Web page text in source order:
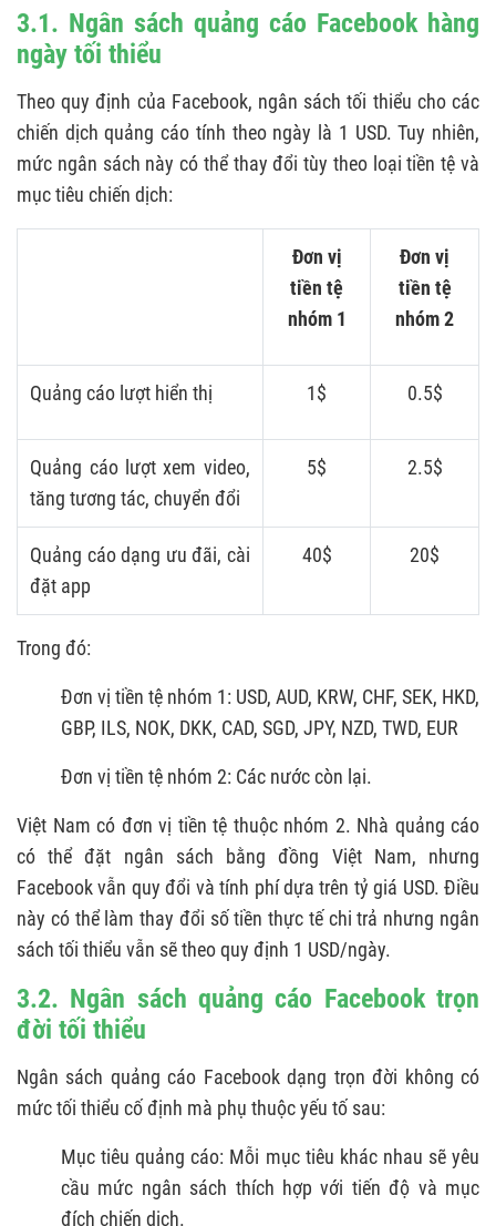
3.1. Ngân sách quảng cáo Facebook hàng
ngày tối thiểu
Theo quy định của Facebook, ngân sách tối thiểu cho các
chiến dịch quảng cáo tính theo ngày là 1 USD. Tuy nhiên,
mức ngân sách này có thể thay đổi tùy theo loại tiền tệ và
mục tiêu chiến dịch:
Đơn vị
tiền tệ
nhóm 1
Đơn vị
tiền tệ
nhóm 2
Quảng cáo lượt hiển thị 1$ 0.5$
Quảng cáo lượt xem video,
tăng tương tác, chuyển đổi
5$ 2.5$
Quảng cáo dạng ưu đãi, cài
đặt app
40$ 20$
Trong đó:
Đơn vị tiền tệ nhóm 1: USD, AUD, KRW, CHF, SEK, HKD,
GBP, ILS, NOK, DKK, CAD, SGD, JPY, NZD, TWD, EUR
Đơn vị tiền tệ nhóm 2: Các nước còn lại.
Việt Nam có đơn vị tiền tệ thuộc nhóm 2. Nhà quảng cáo
có thể đặt ngân sách bằng đồng Việt Nam, nhưng
Facebook vẫn quy đổi và tính phí dựa trên tỷ giá USD. Điều
này có thể làm thay đổi số tiền thực tế chi trả nhưng ngân
sách tối thiểu vẫn sẽ theo quy định 1 USD/ngày.
3.2. Ngân sách quảng cáo Facebook trọn
đời tối thiểu
Ngân sách quảng cáo Facebook dạng trọn đời không có
mức tối thiểu cố định mà phụ thuộc yếu tố sau:
Mục tiêu quảng cáo: Mỗi mục tiêu khác nhau sẽ yêu
cầu mức ngân sách thích hợp với tiến độ và mục
đích chiến dịch.